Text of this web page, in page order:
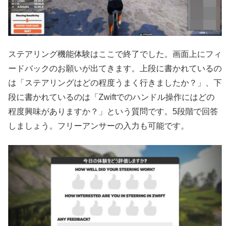
ステアリング機能体験はここで終了でした。画面上にフィ
ードバックのお願いが出てきます。上段に書かれているの
は「ステアリングはどの程度うまく行きましたか？」、下
段に書かれているのは「Zwiftでのハンドル操作にはどの
程度興味がありますか？」という質問です。5段階で回答
しましょう。フリーアンサーの入力も可能です。